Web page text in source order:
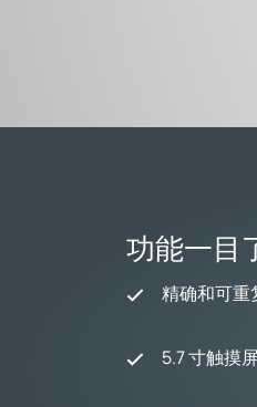
功能一目
精确和可重
5.7 寸触摸